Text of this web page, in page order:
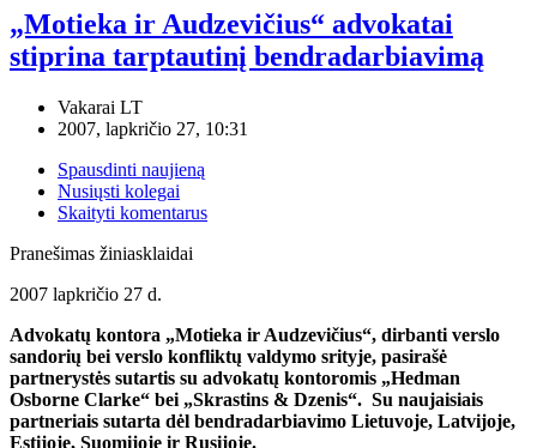
„Motieka ir Audzevičius“ advokatai
stiprina tarptautinį bendradarbiavimą
Vakarai LT
2007, lapkričio 27, 10:31
Spausdinti naujieną
Nusiųsti kolegai
Skaityti komentarus
Pranešimas žiniasklaidai
2007 lapkričio 27 d.
Advokatų kontora „Motieka ir Audzevičius“, dirbanti verslo
sandorių bei verslo konfliktų valdymo srityje, pasirašė
partnerystės sutartis su advokatų kontoromis „Hedman
Osborne Clarke“ bei „Skrastins & Dzenis“. Su naujaisiais
partneriais sutarta dėl bendradarbiavimo Lietuvoje, Latvijoje,
Estijoje, Suomijoje ir Rusijoje.